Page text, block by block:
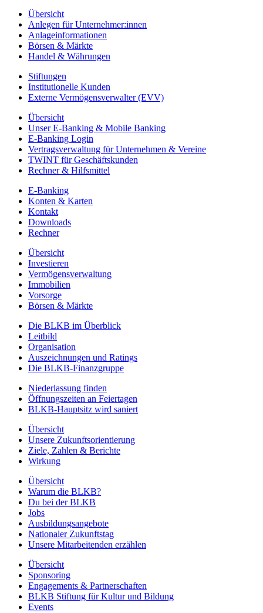
Übersicht
Anlegen für Unternehmer:innen
Anlageinformationen
Börsen & Märkte
Handel & Währungen
Stiftungen
Institutionelle Kunden
Externe Vermögensverwalter (EVV)
Übersicht
Unser E-Banking & Mobile Banking
E-Banking Login
Vertragsverwaltung für Unternehmen & Vereine
TWINT für Geschäftskunden
Rechner & Hilfsmittel
E-Banking
Konten & Karten
Kontakt
Downloads
Rechner
Übersicht
Investieren
Vermögensverwaltung
Immobilien
Vorsorge
Börsen & Märkte
Die BLKB im Überblick
Leitbild
Organisation
Auszeichnungen und Ratings
Die BLKB-Finanzgruppe
Niederlassung finden
Öffnungszeiten an Feiertagen
BLKB-Hauptsitz wird saniert
Übersicht
Unsere Zukunftsorientierung
Ziele, Zahlen & Berichte
Wirkung
Übersicht
Warum die BLKB?
Du bei der BLKB
Jobs
Ausbildungsangebote
Nationaler Zukunftstag
Unsere Mitarbeitenden erzählen
Übersicht
Sponsoring
Engagements & Partnerschaften
BLKB Stiftung für Kultur und Bildung
Events